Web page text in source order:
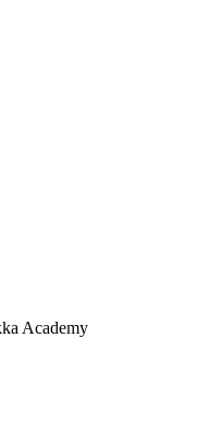
Academy